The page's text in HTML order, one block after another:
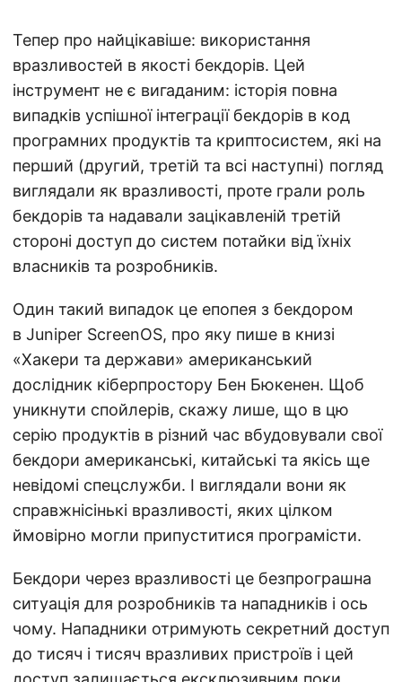
Тепер про найцікавіше: використання
вразливостей в якості бекдорів. Цей
інструмент не є вигаданим: історія повна
випадків успішної інтеграції бекдорів в код
програмних продуктів та криптосистем, які на
перший (другий, третій та всі наступні) погляд
виглядали як вразливості, проте грали роль
бекдорів та надавали зацікавленій третій
стороні доступ до систем потайки від їхніх
власників та розробників.
Один такий випадок це епопея з бекдором
в Juniper ScreenOS, про яку пише в книзі
«Хакери та держави» американський
дослідник кіберпростору Бен Бюкенен. Щоб
уникнути спойлерів, скажу лише, що в цю
серію продуктів в різний час вбудовували свої
бекдори американські, китайські та якісь ще
невідомі спецслужби. І виглядали вони як
справжнісінькі вразливості, яких цілком
ймовірно могли припуститися програмісти.
Бекдори через вразливості це безпрограшна
ситуація для розробників та нападників і ось
чому. Нападники отримують секретний доступ
до тисяч і тисяч вразливих пристроїв і цей